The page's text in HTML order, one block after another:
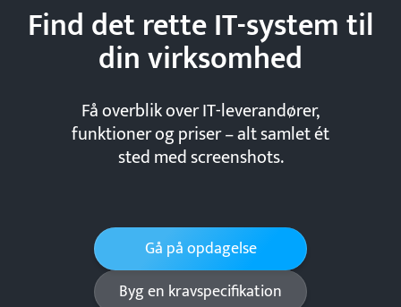
Find det rette IT-system til
dinvirksomhed
Få overblik over IT-leverandører,
funktioner og priser – alt samlet ét
sted med screenshots.
Gå på opdagelse
Byg en kravspecifikation